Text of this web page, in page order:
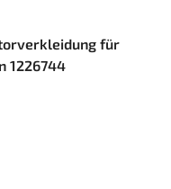
für
1226744